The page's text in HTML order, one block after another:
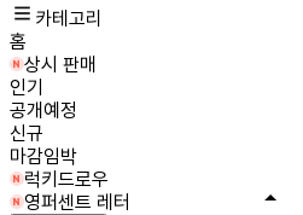
카테고리
홈
상시 판매
인기
공개예정
신규
마감임박
럭키드로우
영퍼센트 레터